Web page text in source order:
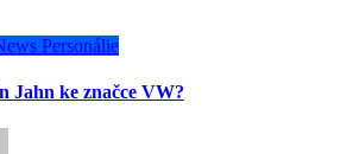
Personálie
Jahn ke značce VW?